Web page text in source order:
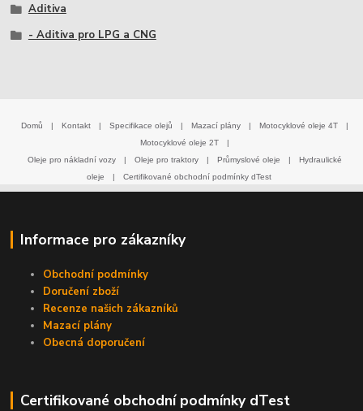
Aditiva
- Aditiva pro LPG a CNG
Domů | Kontakt | Specifikace olejů | Mazací plány | Motocyklové oleje 4T
|
Motocyklové oleje 2T
|
Oleje pro nákladní vozy
| Oleje pro traktory | Průmyslové oleje |
Hydraulické
oleje
| Certifikované obchodní podmínky dTest
Informace pro zákazníky
Obchodní podmínky
Doručení zboží
Recenze našich zákazníků
Mazací plány
Obecná doporučení
Certifikované obchodní podmínky dTest